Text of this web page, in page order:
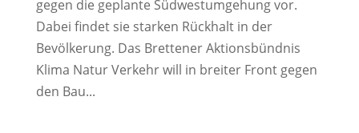
gegen die geplante Südwestumgehung vor.
Dabei findet sie starken Rückhalt in der
Bevölkerung. Das Brettener Aktionsbündnis
Klima Natur Verkehr will in breiter Front gegen
den Bau...